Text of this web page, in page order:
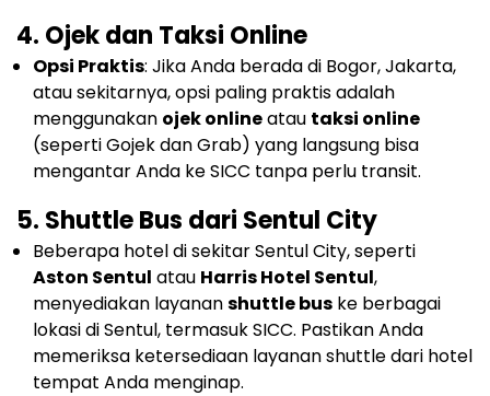
4. Ojek dan Taksi Online
Opsi Praktis: Jika Anda berada di Bogor, Jakarta,
atau sekitarnya, opsi paling praktis adalah
menggunakan ojek onlineatau taksi online
(seperti Gojek dan Grab) yang langsung bisa
mengantar Anda ke SICC tanpa perlu transit.
5. Shuttle Bus dari Sentul City
Beberapa hotel di sekitar Sentul City, seperti
Aston Sentul atau Harris Hotel Sentul,
menyediakan layananshuttle bus ke berbagai
lokasi di Sentul, termasuk SICC. Pastikan Anda
memeriksa ketersediaan layanan shuttle dari hotel
tempat Anda menginap.